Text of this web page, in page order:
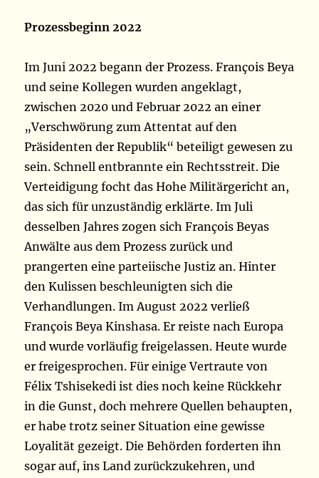
Prozessbeginn 2022
Im Juni 2022 begann der Prozess. François Beya
und seine Kollegen wurden angeklagt,
zwischen 2020 und Februar 2022 an einer
„Verschwörung zum Attentat auf den
Präsidenten der Republik“ beteiligt gewesen zu
sein. Schnell entbrannte ein Rechtsstreit. Die
Verteidigung focht das Hohe Militärgericht an,
das sich für unzuständig erklärte. Im Juli
desselben Jahres zogen sich François Beyas
Anwälte aus dem Prozess zurück und
prangerten eine parteiische Justiz an. Hinter
den Kulissen beschleunigten sich die
Verhandlungen. Im August 2022 verließ
François Beya Kinshasa. Er reiste nach Europa
und wurde vorläufig freigelassen. Heute wurde
er freigesprochen. Für einige Vertraute von
Félix Tshisekedi ist dies noch keine Rückkehr
in die Gunst, doch mehrere Quellen behaupten,
er habe trotz seiner Situation eine gewisse
Loyalität gezeigt. Die Behörden forderten ihn
sogar auf, ins Land zurückzukehren, und